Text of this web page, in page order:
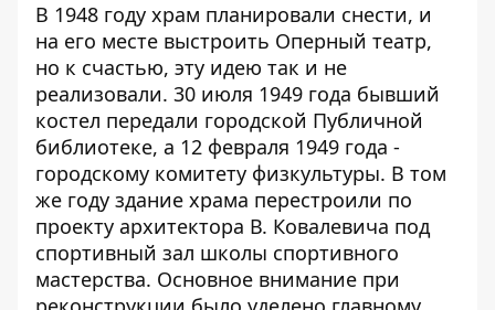
В 1948 году храм планировали снести, и
на его месте выстроить Оперный театр,
но к счастью, эту идею так и не
реализовали. 30 июля 1949 года бывший
костел передали городской Публичной
библиотеке, а 12 февраля 1949 года -
городскому комитету физкультуры. В том
же году здание храма перестроили по
проекту архитектора В. Ковалевича под
спортивный зал школы спортивного
мастерства. Основное внимание при